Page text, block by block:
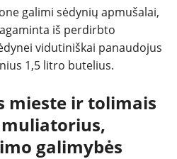
galimi sėdynių apmušalai,
iš perdirbto
vidutiniškai panaudojus
1,5 litro butelius.
mieste ir tolimais
galimybės